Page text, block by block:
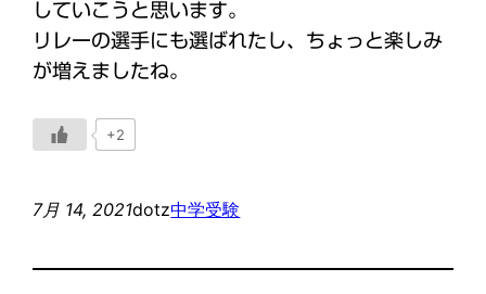
していこうと思います。
リレーの選手にも選ばれたし、ちょっと楽しみ
が増えましたね。
+2
7月 14, 2021dotz中学受験